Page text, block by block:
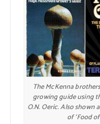
The McKenna
growing guide using
O.N. Oeric. Also
of ‘Food